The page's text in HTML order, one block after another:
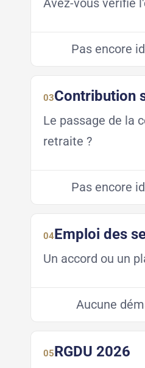
Avez-vous vérifié
Pas encore
03Contribution
Le passage de la
retraite ?
Pas encore
04Emploi des
Un accord ou un
Aucune
05RGDU 2026